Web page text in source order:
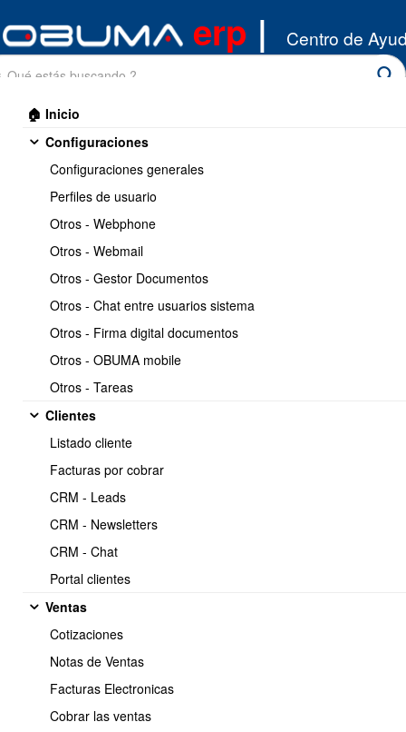
erp | Centro de
🏠 Inicio
Configuraciones
Configuraciones generales
Perfiles de usuario
Otros - Webphone
Otros - Webmail
Otros - Gestor Documentos
Otros - Chat entre usuarios sistema
Otros - Firma digital documentos
Otros - OBUMA mobile
Otros - Tareas
Clientes
Listado cliente
Facturas por cobrar
CRM - Leads
CRM - Newsletters
CRM - Chat
Portal clientes
Ventas
Cotizaciones
Notas de Ventas
Facturas Electronicas
Cobrar las ventas
Miscelaneos/Casos de Uso - Contabilidad
Imprimir
Codigos tipos documentos
Copiar https://www.obuma.cl/ayuda/articulo/512
Listado de codigos de documentos para sistema OBUMA
contabilidad
--- Dctos Electronicos ---
33 > Factura electronica
34 > Factura exenta electronica
61 > Nota credito electronica
56 > Nota debito electronica
52 > Guia despacho electronica
46 > Factura de compra electronica